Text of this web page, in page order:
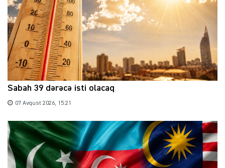
Sabah 39 dərəcə isti olacaq
07 Avqust 2026, 15:21